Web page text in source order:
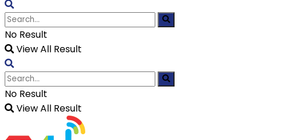
No Result
View All Result
No Result
View All Result